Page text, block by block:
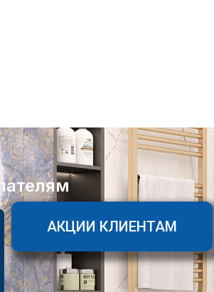
АКЦИИ КЛИЕНТАМ